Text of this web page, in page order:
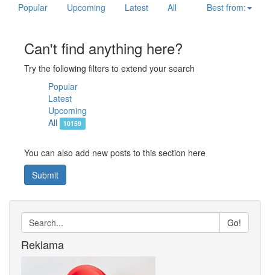
Popular Upcoming Latest All Best from:
Can't find anything here?
Try the following filters to extend your search
Popular
Latest
Upcoming
All
10159
You can also add new posts to this section here
Submit
Go!
Reklama